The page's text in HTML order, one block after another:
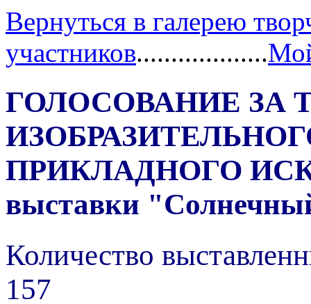
Вернуться в галерею
участников...................
ГОЛОСОВАНИЕ ЗА
ПРИКЛАДНОГО
выставки
Количество
157